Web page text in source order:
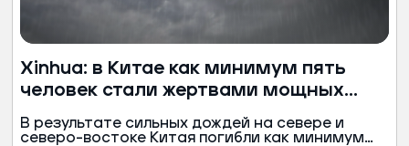
Xinhua: в Китае как минимум пять
человек стали жертвами мощных
ливней
В результате сильных дождей на севере и
северо-востоке Китая погибли как минимум